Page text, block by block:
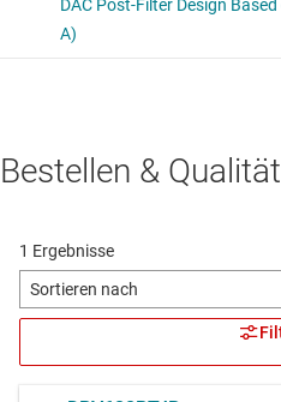
Bestellen & Qualität